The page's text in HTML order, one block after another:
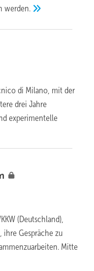
werden.
di Milano, mit der
drei Jahre
experimentelle
(Deutschland),
ihre Gespräche zu
Mitte